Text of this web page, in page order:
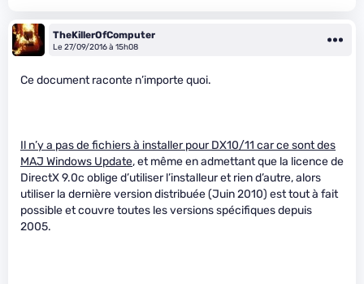
TheKillerOfComputer
Le 27/09/2016 à 15h08
Ce document raconte n’importe quoi.
Il n’y a pas de fichiers à installer pour DX10/11 car ce sont des
MAJ Windows Update, et même en admettant que la licence de
DirectX 9.0c oblige d’utiliser l’installeur et rien d’autre, alors
utiliser la dernière version distribuée (Juin 2010) est tout à fait
possible et couvre toutes les versions spécifiques depuis
2005.